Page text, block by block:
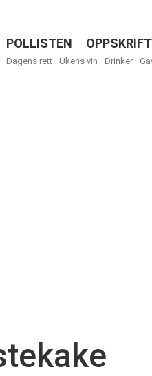
Menu
POLLISTEN
Dagens rett Ukens vin Drinker